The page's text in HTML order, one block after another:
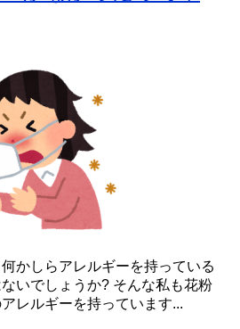
かしらアレルギーを持っている
いでしょうか? そんな私も花粉
レルギーを持っています...